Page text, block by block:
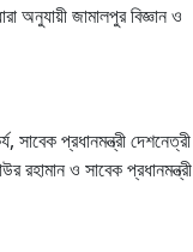
অনুযায়ী জামালপুর বিজ্ঞান ও
প্রধানমন্ত্রী দেশনেত্রী
রহামান ও সাবেক প্রধানমন্ত্রী